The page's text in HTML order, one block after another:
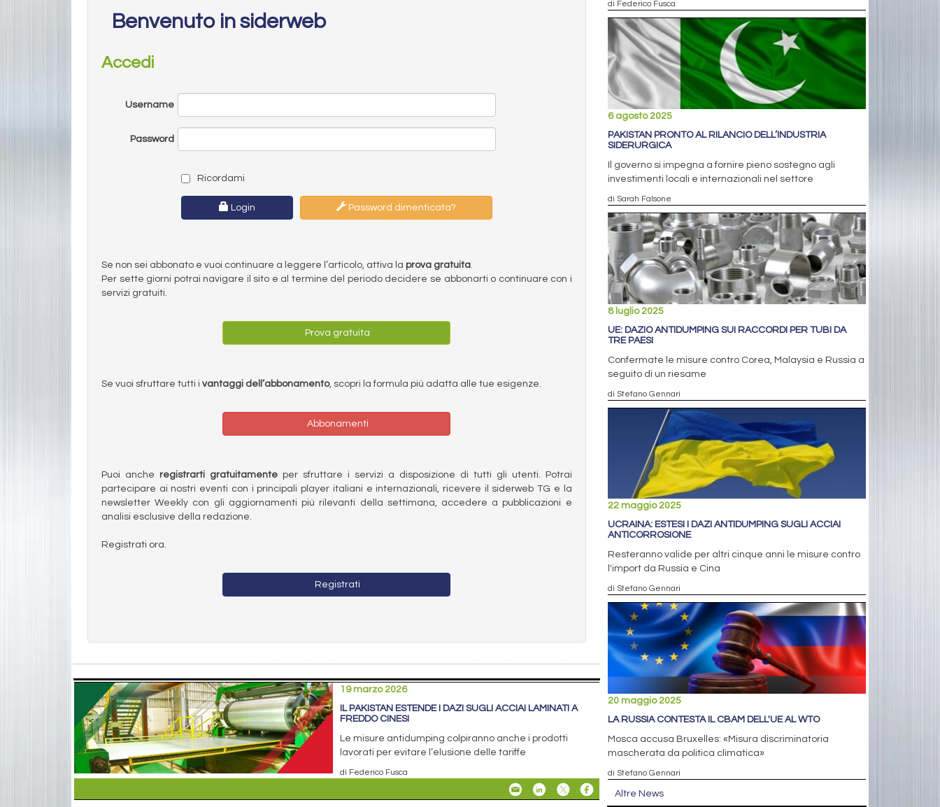
Benvenuto in siderweb
Accedi
Username
Password
Ricordami
Login Password dimenticata?
Se non sei abbonato e vuoi continuare a leggere l’articolo, attiva la prova gratuita.
Per sette giorni potrai navigare il sito e al termine del periodo decidere se abbonarti o continuare con i
servizi gratuiti.
Prova gratuita
Se vuoi sfruttare tutti i vantaggi dell’abbonamento, scopri la formula più adatta alle tue esigenze.
Abbonamenti
Puoi anche registrarti gratuitamenteper sfruttare i servizi a disposizione di tutti gli utenti. Potrai
partecipare ai nostri eventi con i principali player italiani e internazionali, ricevere il siderweb TG e la
newsletter Weekly con gli aggiornamenti più rilevanti della settimana, accedere a pubblicazioni e
analisi esclusive della redazione.
Registrati ora.
Registrati
19 marzo 2026
IL PAKISTAN ESTENDE I DAZI SUGLI ACCIAI LAMINATI A
FREDDO CINESI
Le misure antidumping colpiranno anche i prodotti
lavorati per evitare l’elusione delle tariffe
di Federico Fusca
di Federico Fusca
6 agosto 2025
PAKISTAN PRONTO AL RILANCIO DELL’INDUSTRIA
SIDERURGICA
Il governo si impegna a fornire pieno sostegno agli
investimenti locali e internazionali nel settore
di Sarah Falsone
8 luglio 2025
UE: DAZIO ANTIDUMPING SUI RACCORDI PER TUBI DA
TRE PAESI
Confermate le misure contro Corea, Malaysia e Russia a
seguito di un riesame
di Stefano Gennari
22 maggio 2025
UCRAINA: ESTESI I DAZI ANTIDUMPING SUGLI ACCIAI
ANTICORROSIONE
Resteranno valide per altri cinque anni le misure contro
l'import da Russia e Cina
di Stefano Gennari
20 maggio 2025
LA RUSSIA CONTESTA IL CBAM DELL'UE AL WTO
Mosca accusa Bruxelles: «Misura discriminatoria
mascherata da politica climatica»
di Stefano Gennari
Altre News